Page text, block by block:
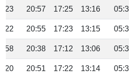
13:16
17:25
20:57
13:15
17:23
20:55
13:06
17:12
20:38
13:14
17:22
20:51